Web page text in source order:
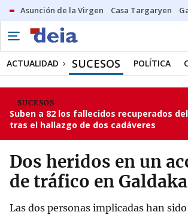
Asunción de la Virgen Casa Targaryen
ACTUALIDAD SUCESOS POLÍTICA
SUCESOS
Suben a 82 los fallecidos recuperados
tras el hallazgo de dos cadáveres
Dos heridos en un
de tráfico en
Las dos personas implicadas han